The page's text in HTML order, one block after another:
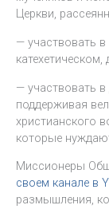
Церкви,
— участвовать
— участвовать
поддерживая
христианского
которые
Миссионеры
своем канале в
размышления,